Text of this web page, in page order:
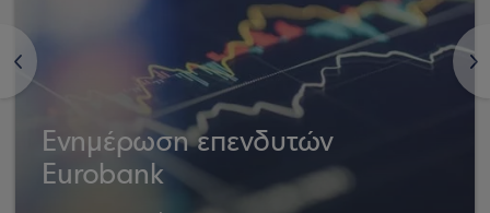
<
Ενημέρωση επενδυτών
Eurobank
>